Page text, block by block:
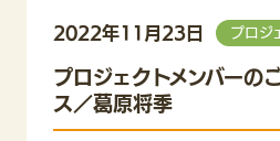
2022年11月23日 プロジ
プロジェクトメンバー
ス／葛原将季